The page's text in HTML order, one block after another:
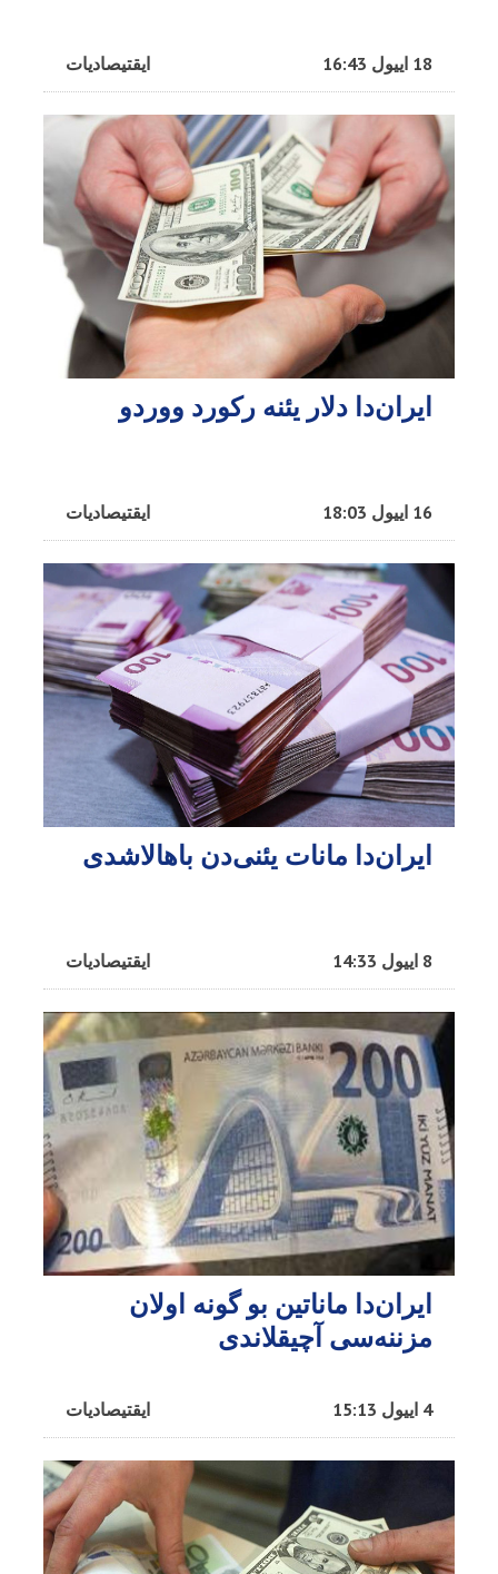
ایقتیصادیات 18 اییول 16:43
ایران‌دا دلار یئنه رکورد ووردو
ایقتیصادیات 16 اییول 18:03
ایران‌دا مانات یئنی‌دن باهالاشدی
ایقتیصادیات 8 اییول 14:33
ایران‌دا ماناتین بو گونه اولان
مزننه‌سی آچیقلاندی
ایقتیصادیات 4 اییول 15:13